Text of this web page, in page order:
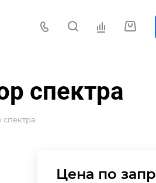
спектра
спектра
Цена по запр